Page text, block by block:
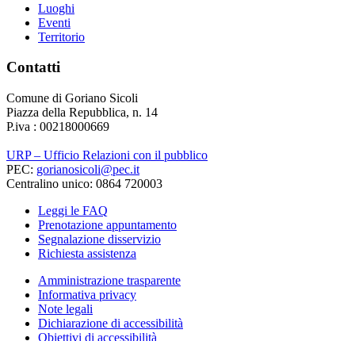
Luoghi
Eventi
Territorio
Contatti
Comune di Goriano Sicoli
Piazza della Repubblica, n. 14
P.iva : 00218000669
URP – Ufficio Relazioni con il pubblico
PEC: gorianosicoli@pec.it
Centralino unico: 0864 720003
Leggi le FAQ
Prenotazione appuntamento
Segnalazione disservizio
Richiesta assistenza
Amministrazione trasparente
Informativa privacy
Note legali
Dichiarazione di accessibilità
Obiettivi di accessibilità